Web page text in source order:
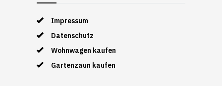
Impressum
Datenschutz
Wohnwagen kaufen
Gartenzaun kaufen